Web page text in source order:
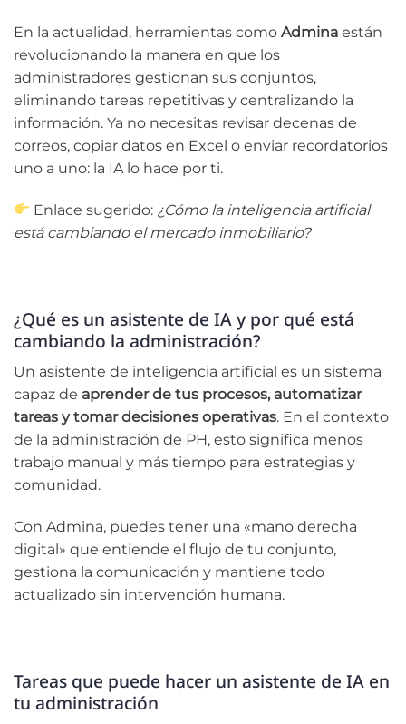
En la actualidad, herramientas como Admina están
revolucionando la manera en que los
administradores gestionan sus conjuntos,
eliminando tareas repetitivas y centralizando la
información. Ya no necesitas revisar decenas de
correos, copiar datos en Excel o enviar recordatorios
uno a uno: la IA lo hace por ti.
Enlace sugerido: ¿Cómo la inteligencia artificial
está cambiando el mercado inmobiliario?
¿Qué es un asistente de IA y por qué está
cambiando la administración?
Un asistente de inteligencia artificial es un sistema
capaz de aprender de tus procesos, automatizar
tareas y tomar decisiones operativas. En el contexto
de la administración de PH, esto significa menos
trabajo manual y más tiempo para estrategias y
comunidad.
Con Admina, puedes tener una «mano derecha
digital» que entiende el flujo de tu conjunto,
gestiona la comunicación y mantiene todo
actualizado sin intervención humana.
Tareas que puede hacer un asistente de IA en
tu administración